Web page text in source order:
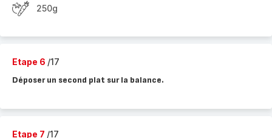
250g
Etape 6 /17
Déposer un second plat sur la balance.
Etape 7 /17